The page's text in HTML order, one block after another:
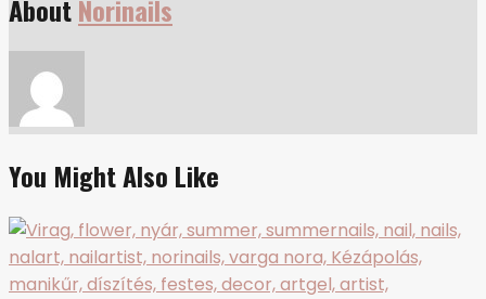
AboutNorinails
You Might Also Like